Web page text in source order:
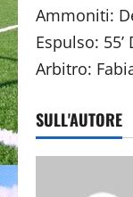
Ammoniti:
Espulso: 55’
Arbitro:
SULL'AUTORE